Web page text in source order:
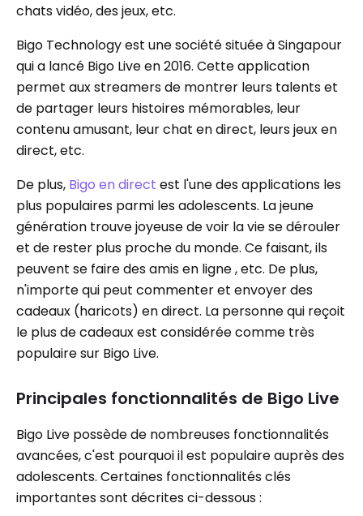
chats vidéo, des jeux, etc.
Bigo Technology est une société située à Singapour
qui a lancé Bigo Live en 2016. Cette application
permet aux streamers de montrer leurs talents et
de partager leurs histoires mémorables, leur
contenu amusant, leur chat en direct, leurs jeux en
direct, etc.
De plus, Bigo en direct est l'une des applications les
plus populaires parmi les adolescents. La jeune
génération trouve joyeuse de voir la vie se dérouler
et de rester plus proche du monde. Ce faisant, ils
peuvent se faire des amis en ligne , etc. De plus,
n'importe qui peut commenter et envoyer des
cadeaux (haricots) en direct. La personne qui reçoit
le plus de cadeaux est considérée comme très
populaire sur Bigo Live.
Principales fonctionnalités de Bigo Live
Bigo Live possède de nombreuses fonctionnalités
avancées, c'est pourquoi il est populaire auprès des
adolescents. Certaines fonctionnalités clés
importantes sont décrites ci-dessous :